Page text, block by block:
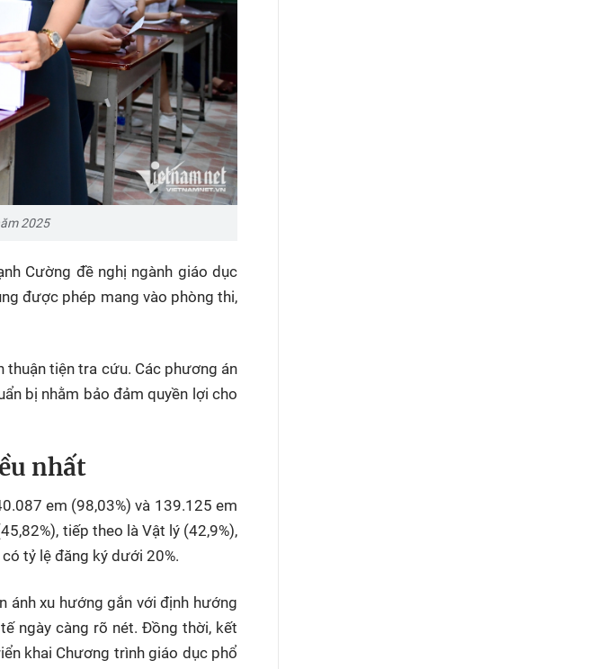
2025
Cường đề nghị ngành giáo dục
được phép mang vào phòng thi,
thuận tiện tra cứu. Các phương án
bị nhằm bảo đảm quyền lợi cho
nhất
em (98,03%) và 139.125 em
tiếp theo là Vật lý (42,9%),
tỷ lệ đăng ký dưới 20%.
ánh xu hướng gắn với định hướng
ngày càng rõ nét. Đồng thời, kết
khai Chương trình giáo dục phổ